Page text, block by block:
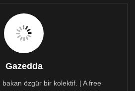
Gazedda
bakan özgür bir kolektif. | A free